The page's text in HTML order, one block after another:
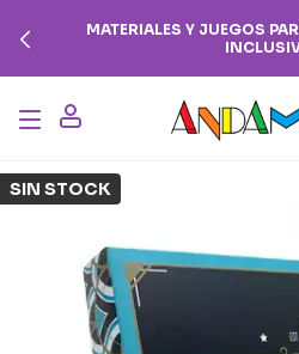
MATERIALES Y JUEGOS
SIN STOCK